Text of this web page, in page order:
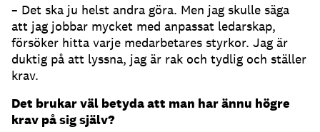
– Det ska ju helst andra göra. Men jag skulle säga
att jag jobbar mycket med anpassat ledarskap,
försöker hitta varje medarbetares styrkor. Jag är
duktig på att lyssna, jag är rak och tydlig och ställer
krav.
Det brukar väl betyda att man har ännu högre
krav på sig själv?